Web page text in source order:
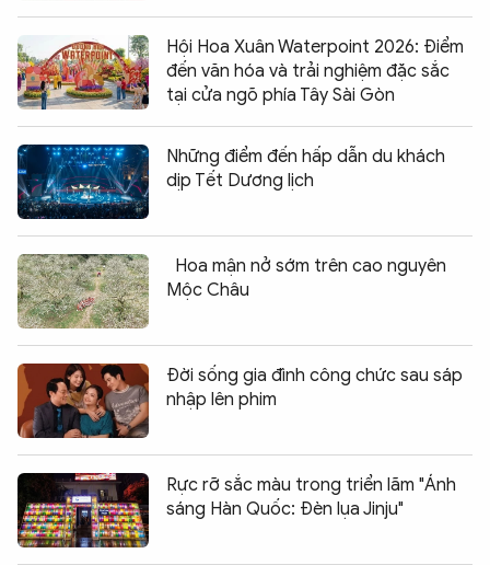
Hội Hoa Xuân Waterpoint 2026: Điểm
đến văn hóa và trải nghiệm đặc sắc
tại cửa ngõ phía Tây Sài Gòn
Những điểm đến hấp dẫn du khách
dịp Tết Dương lịch
Hoa mận nở sớm trên cao nguyên
Mộc Châu
Đời sống gia đình công chức sau sáp
nhập lên phim
Rực rỡ sắc màu trong triển lãm "Ánh
sáng Hàn Quốc: Đèn lụa Jinju"